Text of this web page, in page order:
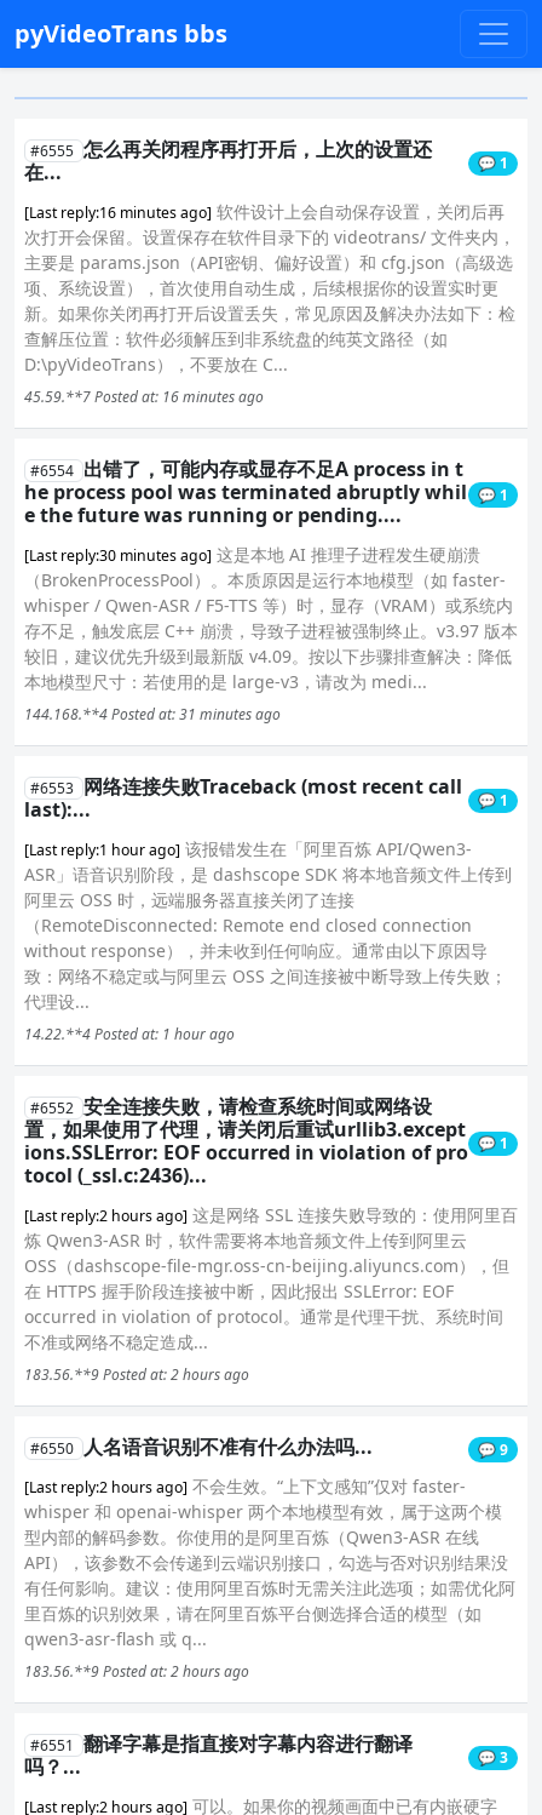
pyVideoTrans bbs
#6555 怎么再关闭程序再打开后，上次的设置还
在...
💬 1
[Last reply:16 minutes ago] 软件设计上会自动保存设置，关闭后再
次打开会保留。设置保存在软件目录下的 videotrans/ 文件夹内，
主要是 params.json（API密钥、偏好设置）和 cfg.json（高级选
项、系统设置），首次使用自动生成，后续根据你的设置实时更
新。如果你关闭再打开后设置丢失，常见原因及解决办法如下：检
查解压位置：软件必须解压到非系统盘的纯英文路径（如
D:\pyVideoTrans），不要放在 C...
45.59.**7Posted at: 16 minutes ago
#6554 出错了，可能内存或显存不足A process in t
he process pool was terminated abruptly whil
e the future was running or pending....
💬 1
[Last reply:30 minutes ago] 这是本地 AI 推理子进程发生硬崩溃
（BrokenProcessPool）。本质原因是运行本地模型（如 faster-
whisper / Qwen-ASR / F5-TTS 等）时，显存（VRAM）或系统内
存不足，触发底层 C++ 崩溃，导致子进程被强制终止。v3.97 版本
较旧，建议优先升级到最新版 v4.09。按以下步骤排查解决：降低
本地模型尺寸：若使用的是 large-v3，请改为 medi...
144.168.**4Posted at: 31 minutes ago
#6553 网络连接失败Traceback (most recent call
last):...
💬 1
[Last reply:1 hour ago] 该报错发生在「阿里百炼 API/Qwen3-
ASR」语音识别阶段，是 dashscope SDK 将本地音频文件上传到
阿里云 OSS 时，远端服务器直接关闭了连接
（RemoteDisconnected: Remote end closed connection
without response），并未收到任何响应。通常由以下原因导
致：网络不稳定或与阿里云 OSS 之间连接被中断导致上传失败；
代理设...
14.22.**4Posted at: 1 hour ago
#6552 安全连接失败，请检查系统时间或网络设
置，如果使用了代理，请关闭后重试urllib3.except
ions.SSLError: EOF occurred in violation of pro
tocol (_ssl.c:2436)...
💬 1
[Last reply:2 hours ago] 这是网络 SSL 连接失败导致的：使用阿里百
炼 Qwen3-ASR 时，软件需要将本地音频文件上传到阿里云
OSS（dashscope-file-mgr.oss-cn-beijing.aliyuncs.com），但
在 HTTPS 握手阶段连接被中断，因此报出 SSLError: EOF
occurred in violation of protocol。通常是代理干扰、系统时间
不准或网络不稳定造成...
183.56.**9Posted at: 2 hours ago
#6550 人名语音识别不准有什么办法吗...
💬 9
[Last reply:2 hours ago] 不会生效。“上下文感知”仅对 faster-
whisper 和 openai-whisper 两个本地模型有效，属于这两个模
型内部的解码参数。你使用的是阿里百炼（Qwen3-ASR 在线
API），该参数不会传递到云端识别接口，勾选与否对识别结果没
有任何影响。建议：使用阿里百炼时无需关注此选项；如需优化阿
里百炼的识别效果，请在阿里百炼平台侧选择合适的模型（如
qwen3-asr-flash 或 q...
183.56.**9Posted at: 2 hours ago
#6551 翻译字幕是指直接对字幕内容进行翻译
吗？...
💬 3
[Last reply:2 hours ago] 可以。如果你的视频画面中已有内嵌硬字